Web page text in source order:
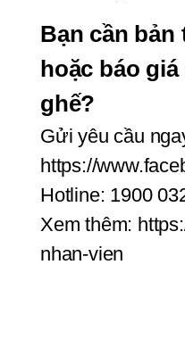
Bạn cần bản
hoặc báo
ghế?
Gửi yêu cầu
https://
Hotline: 1900
Xem thêm:
nhan-vien